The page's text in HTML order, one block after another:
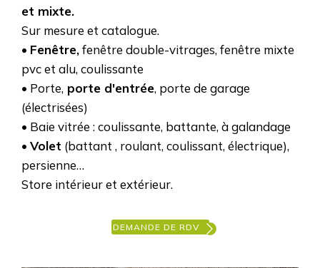
et mixte.
Sur mesure et catalogue.
• Fenêtre,fenêtre double-vitrages, fenêtre mixte
pvc et alu, coulissante
• Porte, porte d'entrée, porte de garage
(électrisées)
• Baie vitrée : coulissante, battante, à galandage
• Volet (battant , roulant, coulissant, électrique),
persienne…
Store intérieur et extérieur.
DEMANDE DE RDV